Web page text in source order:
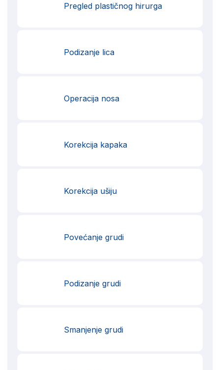
Pregled plastičnog hirurga
Podizanje lica
Operacija nosa
Korekcija kapaka
Korekcija ušiju
Povećanje grudi
Podizanje grudi
Smanjenje grudi